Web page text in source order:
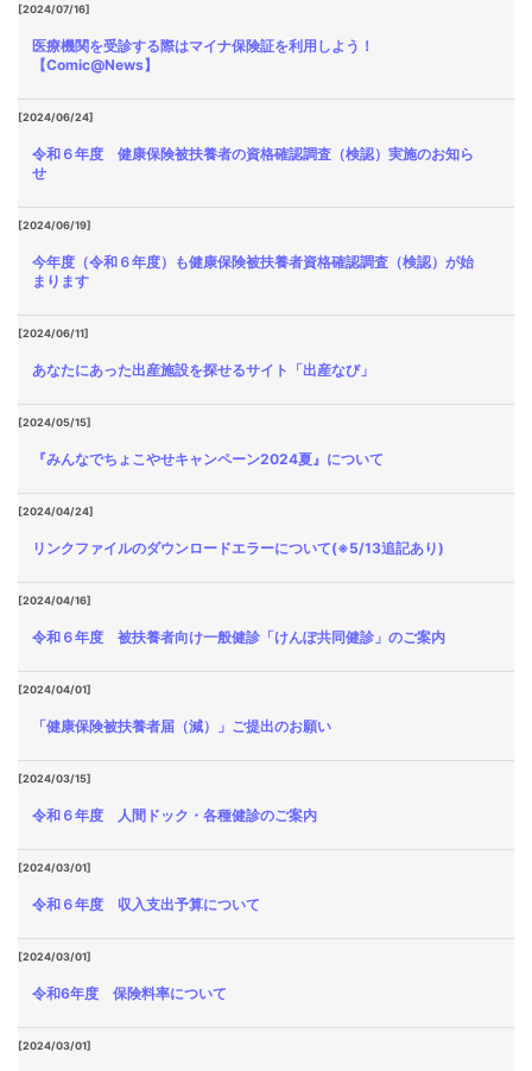
[2024/07/16]
医療機関を受診する際はマイナ保険証を利用しよう！
【Comic@News】
[2024/06/24]
令和６年度 健康保険被扶養者の資格確認調査（検認）実施のお知ら
せ
[2024/06/19]
今年度（令和６年度）も健康保険被扶養者資格確認調査（検認）が始
まります
[2024/06/11]
あなたにあった出産施設を探せるサイト「出産なび」
[2024/05/15]
『みんなでちょこやせキャンペーン2024夏』について
[2024/04/24]
リンクファイルのダウンロードエラーについて(※5/13追記あり)
[2024/04/16]
令和６年度 被扶養者向け一般健診「けんぽ共同健診」のご案内
[2024/04/01]
「健康保険被扶養者届（減）」ご提出のお願い
[2024/03/15]
令和６年度 人間ドック・各種健診のご案内
[2024/03/01]
令和６年度 収入支出予算について
[2024/03/01]
令和6年度 保険料率について
[2024/03/01]